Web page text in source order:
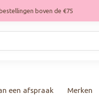
boven de €75
een afspraak Merken